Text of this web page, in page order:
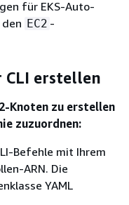
für EKS-Auto-
EC2 -
erstellen
Knoten zu erstellen
zuzuordnen:
Befehle mit Ihrem
ARN. Die
YAML